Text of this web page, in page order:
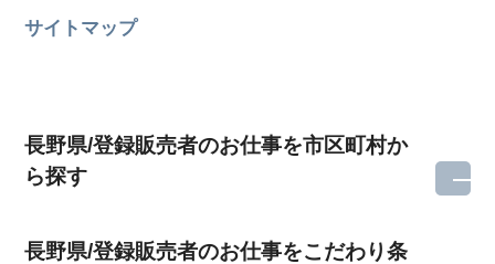
サイトマップ
長野県/登録販売者のお仕事を市区町村か
ら探す
長野県/登録販売者のお仕事をこだわり条